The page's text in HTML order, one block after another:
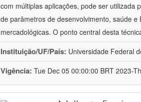
com múltiplas aplicações, pode ser utilizada
de parâmetros de desenvolvimento, saúde
mercadológicas. O ponto central desta
Instituição/UF/País: Universidade Federal
Vigência: Tue Dec 05 00:00:00 BRT 2023-